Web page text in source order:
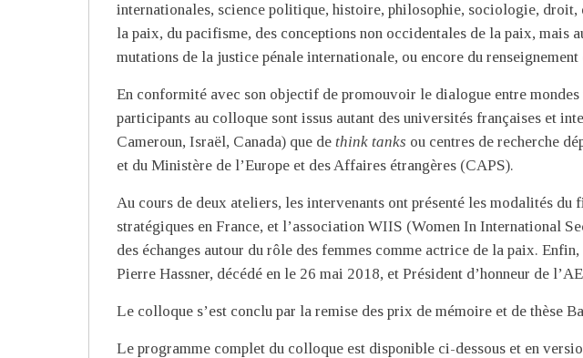
internationales, science politique, histoire, philosophie, sociologie,
la paix, du pacifisme, des conceptions non occidentales de la paix, mais
mutations de la justice pénale internationale, ou encore du renseignement
En conformité avec son objectif de promouvoir le dialogue entre
participants au colloque sont issus autant des universités françaises et
Cameroun, Israël, Canada) que dethink tanks ou centres de recherche
et du Ministère de l’Europe et des Affaires étrangères (CAPS).
Au cours de deux ateliers, les intervenants ont présenté les modalités du
stratégiques en France, et l’association WIIS (Women In International
des échanges autour du rôle des femmes comme actrice de la paix.
Pierre Hassner, décédé en le 26 mai 2018, et Président d’honneur de
Le colloque s’est conclu par la remise des prix de mémoire et de thèse
Le programme complet du colloque est disponible ci-dessous et en